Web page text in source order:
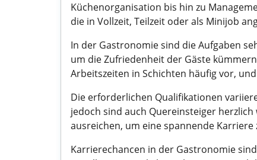
Küchenorganisation bis hin zu
die in Vollzeit, Teilzeit oder als Minijob
In der Gastronomie sind die Aufgaben
um die Zufriedenheit der Gäste
Arbeitszeiten in Schichten häufig vor,
Die erforderlichen Qualifikationen
jedoch sind auch Quereinsteiger
ausreichen, um eine spannende
Karrierechancen in der Gastronomie